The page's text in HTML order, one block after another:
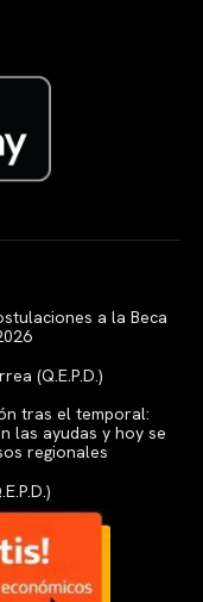
a la Beca
(Q.E.P.D.)
tras el temporal:
las ayudas y hoy se
regionales